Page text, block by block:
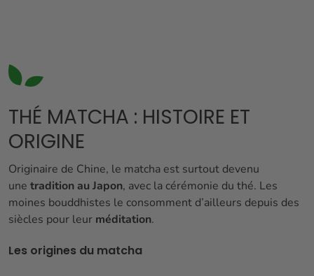
THÉ MATCHA : HISTOIRE ET
ORIGINE
Originaire de Chine, le matcha est surtout devenu
une tradition au Japon, avec la cérémonie du thé. Les
moines bouddhistes le consomment d’ailleurs depuis des
siècles pour leur méditation.
Les origines du matcha